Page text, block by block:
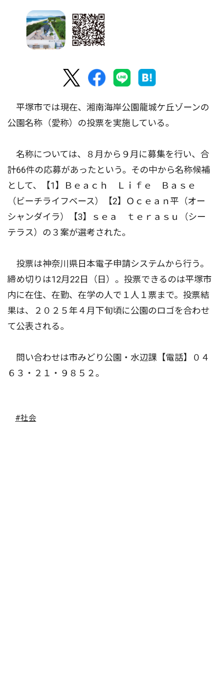
平塚市では現在、湘南海岸公園龍城ケ丘ゾーンの
公園名称（愛称）の投票を実施している。
名称については、８月から９月に募集を行い、合
計66件の応募があったという。その中から名称候補
として、【1】Ｂｅａｃｈ Ｌｉｆｅ Ｂａｓｅ
（ビーチライフベース）【2】Ｏｃｅａｎ平（オー
シャンダイラ）【3】ｓｅａ ｔｅｒａｓｕ（シー
テラス）の３案が選考された。
投票は神奈川県日本電子申請システムから行う。
締め切りは12月22日（日）。投票できるのは平塚市
内に在住、在勤、在学の人で１人１票まで。投票結
果は、２０２５年４月下旬頃に公園のロゴを合わせ
て公表される。
問い合わせは市みどり公園・水辺課【電話】０４
６３・２１・９８５２。
#社会